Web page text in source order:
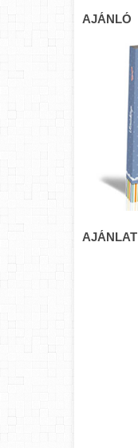
AJÁNLÓ
AJÁNLAT